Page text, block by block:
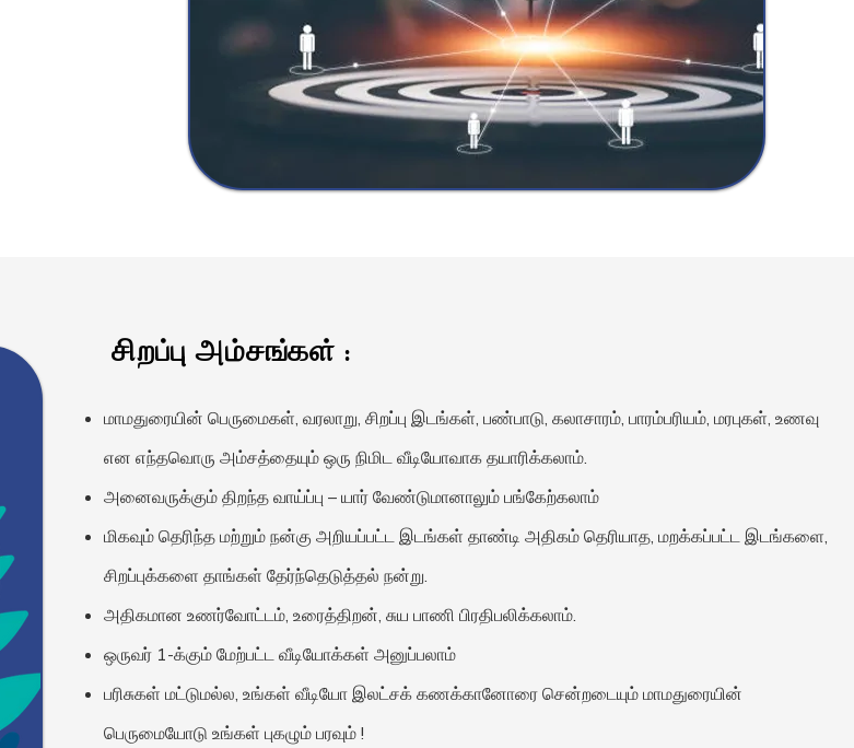
சிறப்பு அம்சங்கள் :
மாமதுரையின் பெருமைகள், வரலாறு, சிறப்பு இடங்கள், பண்பாடு, கலாசாரம், பாரம்பரியம், மரபுகள், உணவு
என எந்தவொரு அம்சத்தையும் ஒரு நிமிட வீடியோவாக தயாரிக்கலாம்.
அனைவருக்கும் திறந்த வாய்ப்பு – யார் வேண்டுமானாலும்பங்கேற்கலாம்
மிகவும் தெரிந்த மற்றும் நன்கு அறியப்பட்ட இடங்கள் தாண்டி அதிகம் தெரியாத, மறக்கப்பட்ட இடங்களை,
சிறப்புக்களை தாங்கள் தேர்ந்தெடுத்தல் நன்று.
அதிகமான உணர்வோட்டம், உரைத்திறன், சுய பாணி பிரதிபலிக்கலாம்.
ஒருவர் 1-க்கும் மேற்பட்ட வீடியோக்கள் அனுப்பலாம்
பரிசுகள் மட்டுமல்ல, உங்கள் வீடியோ இலட்சக் கணக்கானோரை சென்றடையும் மாமதுரையின்
பெருமையோடு உங்கள் புகழும் பரவும் !